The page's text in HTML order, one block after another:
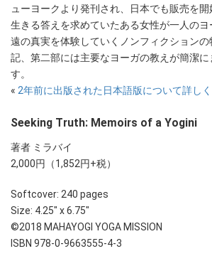
ューヨークより発刊され、日本でも販売を開
生きる答えを求めていたある女性が一人のヨ
遠の真実を体験していくノンフィクション
記、第二部には主要なヨーガの教えが簡潔に
す。
« 2年前に出版された日本語版について詳し
Seeking Truth: Memoirs of a Yogini
著者 ミラバイ
2,000円（1,852円+税）
Softcover: 240 pages
Size: 4.25″ x 6.75″
©2018 MAHAYOGI YOGA MISSION
ISBN 978-0-9663555-4-3